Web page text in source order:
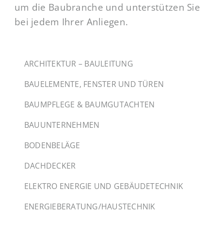
um die Baubranche und unterstützen Sie
bei jedem Ihrer Anliegen.
ARCHITEKTUR – BAULEITUNG
BAUELEMENTE, FENSTER UND TÜREN
BAUMPFLEGE & BAUMGUTACHTEN
BAUUNTERNEHMEN
BODENBELÄGE
DACHDECKER
ELEKTRO ENERGIE UND GEBÄUDETECHNIK
ENERGIEBERATUNG/HAUSTECHNIK